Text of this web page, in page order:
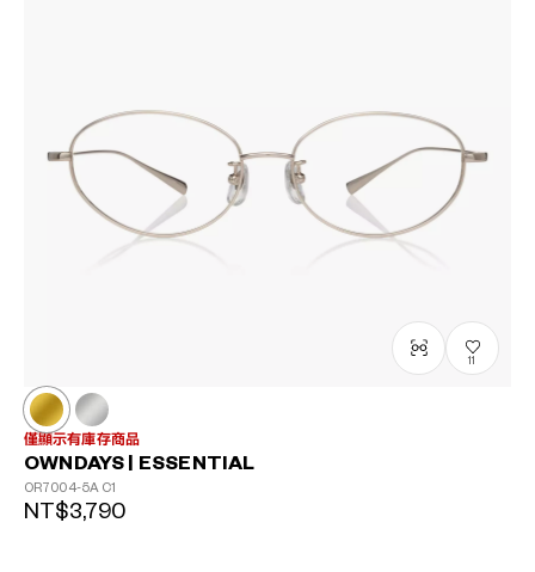
11
僅顯示有庫存商品
OWNDAYS | ESSENTIAL
OR7004-5A C1
NT$3,790